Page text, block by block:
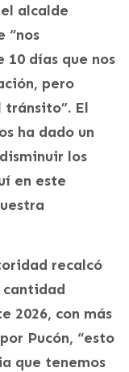
alcalde
“nos
días que nos
pero
El
ha dado un
los
en este
recalcó
2026, con más
Pucón, “esto
que tenemos